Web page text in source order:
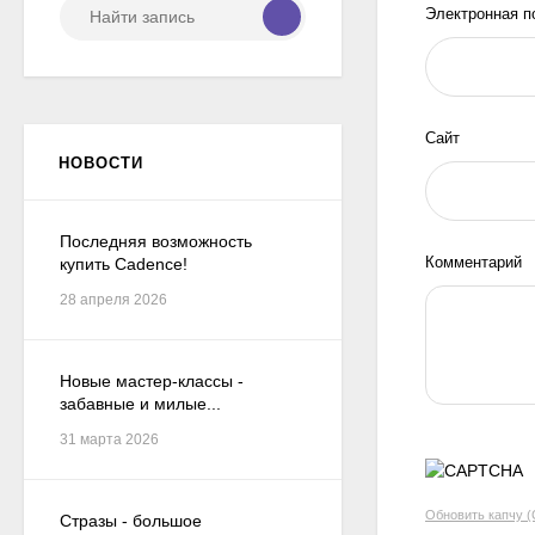
Электронная
Сайт
Комментарий
Обновить капчу
НОВОСТИ
Последняя возможность
купить Cadence!
28 апреля 2026
Новые мастер-классы -
забавные и милые...
31 марта 2026
Стразы - большое